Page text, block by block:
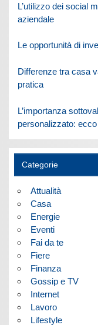
L’utilizzo dei social
aziendale
Le opportunità di
Differenze tra casa
pratica
L’importanza
personalizzato:
Categorie
Attualità
Casa
Energie
Eventi
Fai da te
Fiere
Finanza
Gossip e TV
Internet
Lavoro
Lifestyle